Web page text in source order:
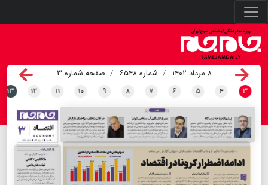
۸ مرداد ۱۴۰۲ شماره ۶۵۴۸
صفحه شماره ۳
۳ ۴ ۵ ۶ ۷ ۸ ۹ ۱۰ ۱۱ ۱۲ ۱۳